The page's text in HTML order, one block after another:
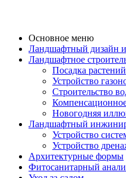
Основное меню
Ландшафтный дизайн
Ландшафтное
Посадка растений
Устройство
Строительство
Новогодняя
Ландшафтный
Устройство
Устройство
Aрхитектурные формы
Фитосанитарный